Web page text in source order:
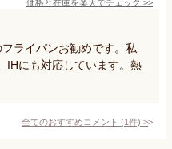
価格と在庫を楽天でチェック >>
ライパンお勧めです。私
IHにも対応しています。熱
全てのおすすめコメント (1件) >